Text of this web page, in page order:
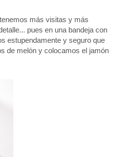
más visitas y más
pues en una bandeja con
estupendamente y seguro que
de melón y colocamos el jamón